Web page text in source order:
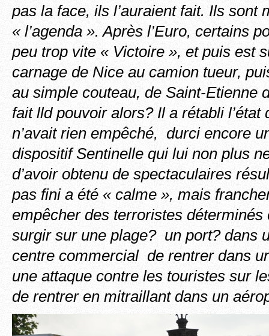
pas la face, ils l’auraient fait. Ils sont
« l’agenda ». Après l’Euro, certains
peu trop vite « Victoire », et puis est
carnage de Nice au camion tueur,
au simple couteau, de Saint-Etienne
fait lld pouvoir alors? Il a rétabli l’état
n’avait rien empêché, durci encore
dispositif Sentinelle qui lui non plus
d’avoir obtenu de spectaculaires
pas fini a été « calme », mais
empêcher des terroristes déterminés
surgir sur une plage? un port? dans
centre commercial de rentrer dans
une attaque contre les touristes sur
de rentrer en mitraillant dans un